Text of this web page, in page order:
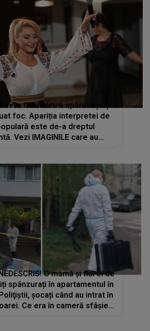
Emilia Ghinescu a apărut așa și
foc. Apariția interpretei de
este de-a dreptul
Vezi IMAGINILE care au
O mamă și fiul ei de
spânzurați în apartamentul în
șocați când au intrat în
Ce era în cameră sfâșie